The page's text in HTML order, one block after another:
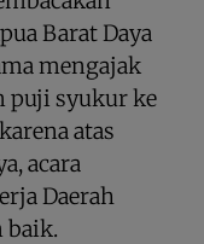
Barat Daya
mengajak
puji syukur ke
atas
acara
Daerah
baik.